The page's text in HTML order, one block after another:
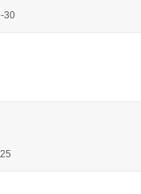
30